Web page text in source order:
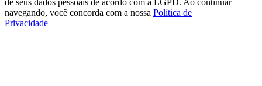
de seus dados pessoais de acordo com a LGPD. Ao continuar
navegando, você concorda com a nossa Política de
Privacidade